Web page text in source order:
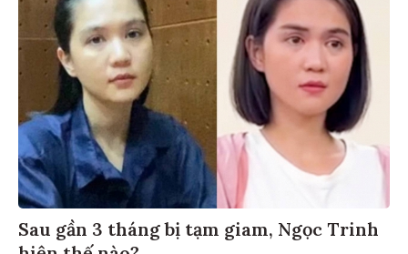
Sau gần 3 tháng bị tạm giam, Ngọc Trinh